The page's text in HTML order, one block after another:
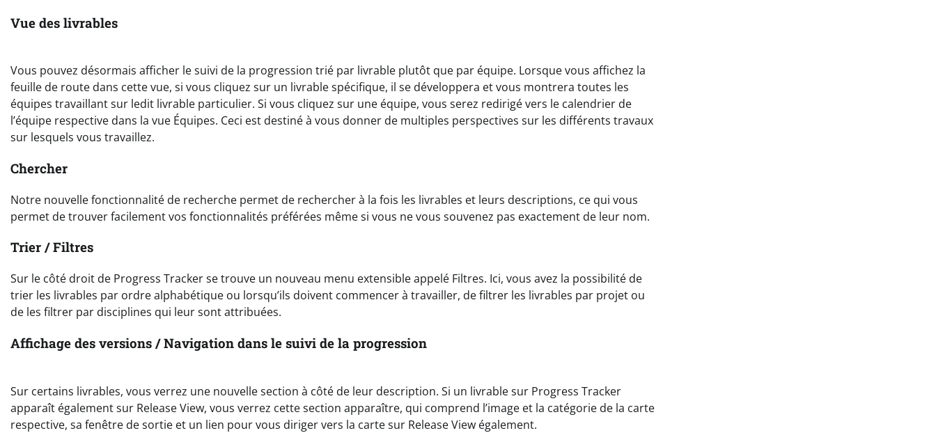
Vue des livrables
Vous pouvez désormais afficher le suivi de la progression trié par livrable plutôt que par équipe. Lorsque vous affichez la
feuille de route dans cette vue, si vous cliquez sur un livrable spécifique, il se développera et vous montrera toutes les
équipes travaillant sur ledit livrable particulier. Si vous cliquez sur une équipe, vous serez redirigé vers le calendrier de
l’équipe respective dans la vue Équipes. Ceci est destiné à vous donner de multiples perspectives sur les différents travaux
sur lesquels vous travaillez.
Chercher
Notre nouvelle fonctionnalité de recherche permet de rechercher à la fois les livrables et leurs descriptions, ce qui vous
permet de trouver facilement vos fonctionnalités préférées même si vous ne vous souvenez pas exactement de leur nom.
Trier / Filtres
Sur le côté droit de Progress Tracker se trouve un nouveau menu extensible appelé Filtres. Ici, vous avez la possibilité de
trier les livrables par ordre alphabétique ou lorsqu’ils doivent commencer à travailler, de filtrer les livrables par projet ou
de les filtrer par disciplines qui leur sont attribuées.
Affichage des versions / Navigation dans le suivi de la progression
Sur certains livrables, vous verrez une nouvelle section à côté de leur description. Si un livrable sur Progress Tracker
apparaît également sur Release View, vous verrez cette section apparaître, qui comprend l’image et la catégorie de la carte
respective, sa fenêtre de sortie et un lien pour vous diriger vers la carte sur Release View également.